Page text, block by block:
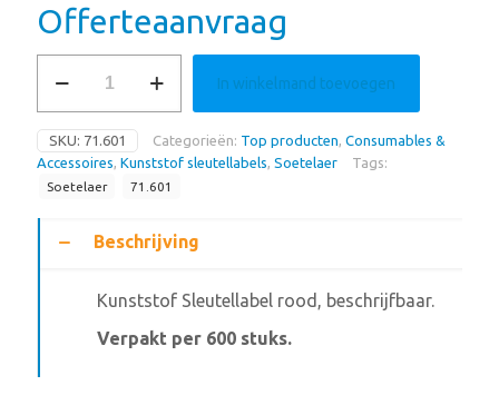
Offerteaanvraag
aantal
In winkelmand toevoegen
SKU: 71.601 Categorieën: Top producten, Consumables &
Accessoires, Kunststof sleutellabels, Soetelaer Tags:
Soetelaer 71.601
Beschrijving
Kunststof Sleutellabel rood, beschrijfbaar.
Verpakt per 600 stuks.